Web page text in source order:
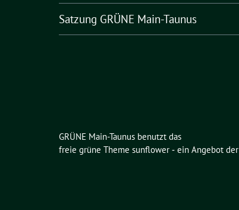
Satzung GRÜNE Main-Taunus
GRÜNE Main-Taunus benutzt das
freie grüne Theme sunflower ‐ ein Angebot der